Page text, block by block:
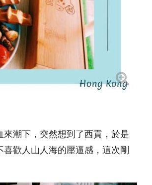
潮下，突然想到了西貢，於是
歡人山人海的壓逼感，這次剛